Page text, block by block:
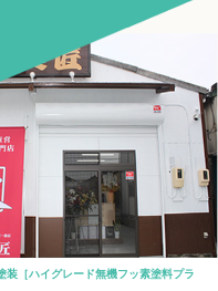
装［ハイグレード無機フッ素塗料プラ